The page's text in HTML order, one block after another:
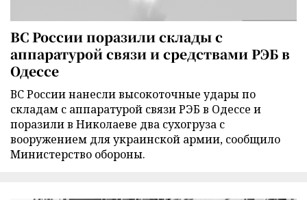
ВС России поразили склады с
аппаратурой связи и средствами РЭБ в
Одессе
ВС России нанесли высокоточные удары по
складам с аппаратурой связи РЭБ в Одессе и
поразили в Николаеве два сухогруза с
вооружением для украинской армии, сообщило
Министерство обороны.